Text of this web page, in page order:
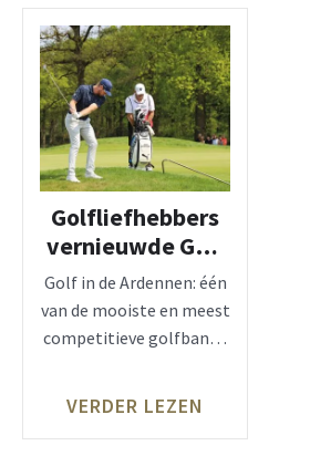
Golfliefhebbers
vernieuwde Golf
Five Nations
Durbuy
Golf in de Ardennen: één
van de mooiste en meest
competitieve golfbanen
VERDER LEZEN